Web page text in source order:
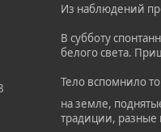
Из наблюдений
В субботу
белого света.
Тело вспомнило
на земле,
традиции,